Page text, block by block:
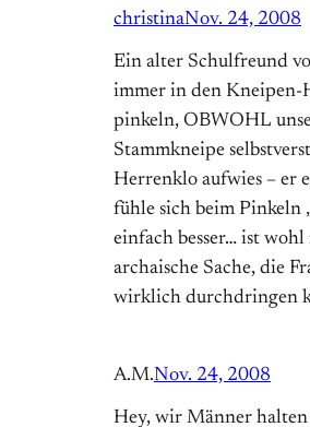
christinaNov. 24, 2008
Ein alter Schulfreund
immer in den
pinkeln, OBWOHL
Stammkneipe
Herrenklo aufwies – er
fühle sich beim Pinkeln
einfach besser… ist wohl
archaische Sache, die
wirklich durchdringen
A.M.Nov. 24, 2008
Hey, wir Männer halten